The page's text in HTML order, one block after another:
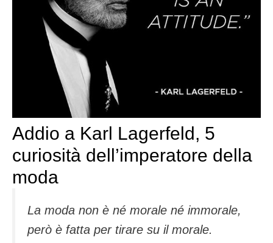
Addio a Karl Lagerfeld, 5
curiosità dell’imperatore della
moda
La moda non è né morale né immorale,
però è fatta per tirare su il morale.